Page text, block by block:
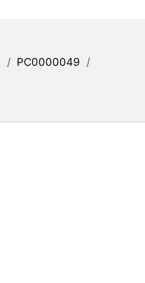
/ PC0000049 /